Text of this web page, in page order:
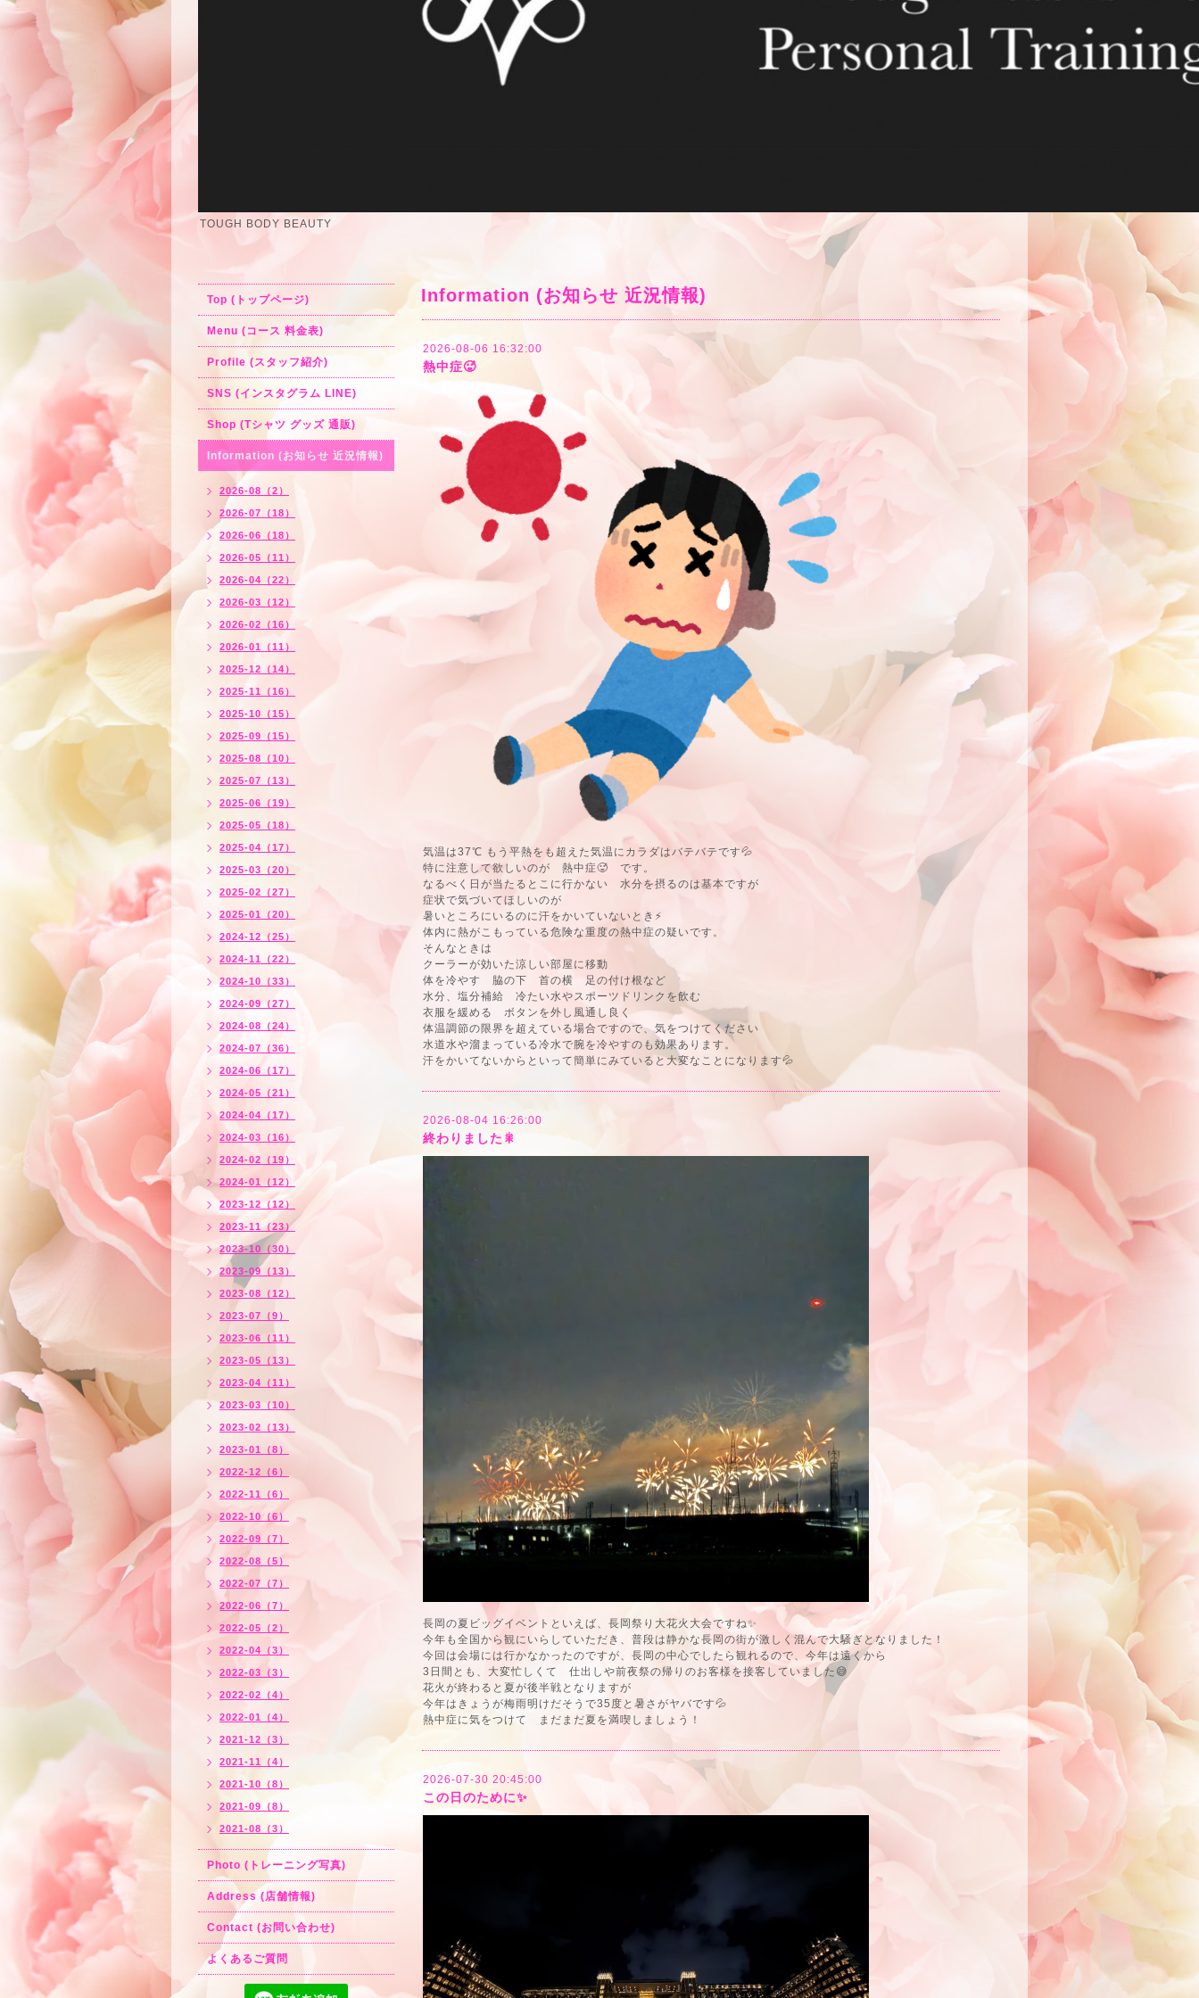
TOUGH BODY BEAUTY
Information (お知らせ 近況情報)
2026-08-06 16:32:00
熱中症🥵
気温は37℃ もう平熱をも超えた気温にカラダはバテバテです💦
特に注意して欲しいのが 熱中症🥵 です。
なるべく日が当たるとこに行かない 水分を摂るのは基本ですが
症状で気づいてほしいのが
暑いところにいるのに汗をかいていないとき⚡️
体内に熱がこもっている危険な重度の熱中症の疑いです。
そんなときは
クーラーが効いた涼しい部屋に移動
体を冷やす 脇の下 首の横 足の付け根など
水分、塩分補給 冷たい水やスポーツドリンクを飲む
衣服を緩める ボタンを外し風通し良く
体温調節の限界を超えている場合ですので、気をつけてください
水道水や溜まっている冷水で腕を冷やすのも効果あります。
汗をかいてないからといって簡単にみていると大変なことになります💦
2026-08-04 16:26:00
終わりました🎇
長岡の夏ビッグイベントといえば、長岡祭り大花火大会ですね✨
今年も全国から観にいらしていただき、普段は静かな長岡の街が激しく混んで大騒ぎとなりました！
今回は会場には行かなかったのですが、長岡の中心でしたら観れるので、今年は遠くから
3日間とも、大変忙しくて 仕出しや前夜祭の帰りのお客様を接客していました😅
花火が終わると夏が後半戦となりますが
今年はきょうが梅雨明けだそうで35度と暑さがヤバです💦
熱中症に気をつけて まだまだ夏を満喫しましょう！
2026-07-30 20:45:00
この日のために✨
Top (トップページ)
Menu (コース 料金表)
Profile (スタッフ紹介)
SNS (インスタグラム LINE)
Shop (Tシャツ グッズ 通販)
Information (お知らせ 近況情報)
2026-08（2）
2026-07（18）
2026-06（18）
2026-05（11）
2026-04（22）
2026-03（12）
2026-02（16）
2026-01（11）
2025-12（14）
2025-11（16）
2025-10（15）
2025-09（15）
2025-08（10）
2025-07（13）
2025-06（19）
2025-05（18）
2025-04（17）
2025-03（20）
2025-02（27）
2025-01（20）
2024-12（25）
2024-11（22）
2024-10（33）
2024-09（27）
2024-08（24）
2024-07（36）
2024-06（17）
2024-05（21）
2024-04（17）
2024-03（16）
2024-02（19）
2024-01（12）
2023-12（12）
2023-11（23）
2023-10（30）
2023-09（13）
2023-08（12）
2023-07（9）
2023-06（11）
2023-05（13）
2023-04（11）
2023-03（10）
2023-02（13）
2023-01（8）
2022-12（6）
2022-11（6）
2022-10（6）
2022-09（7）
2022-08（5）
2022-07（7）
2022-06（7）
2022-05（2）
2022-04（3）
2022-03（3）
2022-02（4）
2022-01（4）
2021-12（3）
2021-11（4）
2021-10（8）
2021-09（8）
2021-08（3）
Photo (トレーニング写真)
Address (店舗情報)
Contact (お問い合わせ)
よくあるご質問